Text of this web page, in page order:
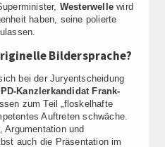
Westerwellewird
haben, seine polierte
Bildersprache?
bei der Juryentscheidung
Kanzlerkandidat Frank-
zum Teil „floskelhafte
Auftreten schwäche.
Argumentation und
auch die Präsentation im